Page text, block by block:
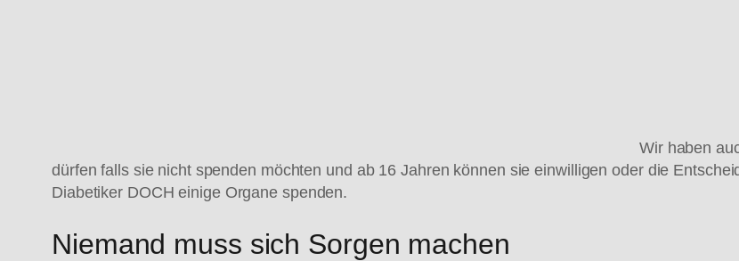
Wir haben
dürfen falls sie nicht spenden möchten und ab 16 Jahren können sie einwilligen oder die
Diabetiker DOCH einige Organe spenden.
Niemand muss sich Sorgen machen